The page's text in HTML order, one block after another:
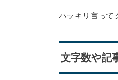
ハッキリ言って
文字数や記